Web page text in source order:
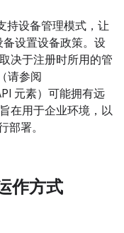
持设备管理模式，让
设置设备政策。设
决于注册时所用的管
请参阅
元素）可能拥有远
在用于企业环境，以
部署。
作方式